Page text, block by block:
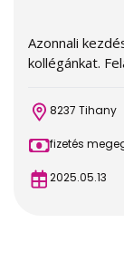
Azonnali
kollégánkat.
8237 Tihany
fizetés
2025.05.13